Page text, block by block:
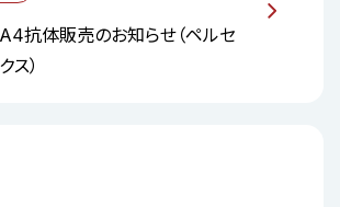
抗体販売のお知らせ（ペルセ
ス）